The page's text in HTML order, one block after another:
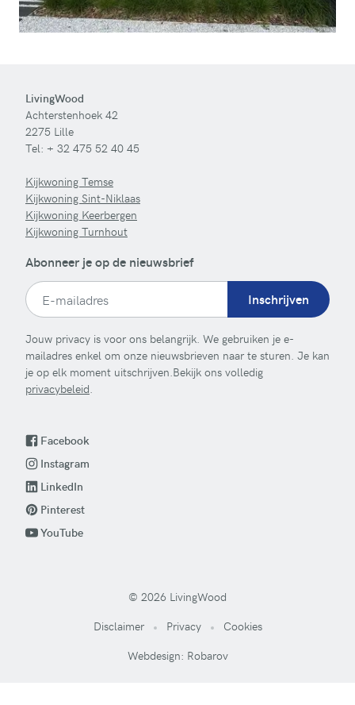
LivingWood
Achterstenhoek 42
2275 Lille
Tel: + 32 475 52 40 45
Kijkwoning Temse
Kijkwoning Sint-Niklaas
Kijkwoning Keerbergen
Kijkwoning Turnhout
Abonneer je op de nieuwsbrief
Inschrijven
Jouw privacy is voor ons belangrijk. We gebruiken je e-
mailadres enkel om onze nieuwsbrieven naar te sturen. Je kan
je op elk moment uitschrijven.Bekijk ons volledig
privacybeleid.
Facebook
Instagram
LinkedIn
Pinterest
YouTube
© 2026 LivingWood
Disclaimer
Privacy
Cookies
Webdesign: Robarov